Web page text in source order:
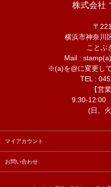
株式会社
〒
横浜市神奈川
ことぶ
Mail :
※(a)を@に変更し
TEL :
【営
9:30-12:00
(日、
マイアカウント
お問い合わせ